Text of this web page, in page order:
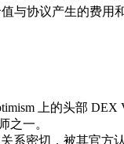
与协议产生的费用
上的头部
之一。
系密切，被其官方